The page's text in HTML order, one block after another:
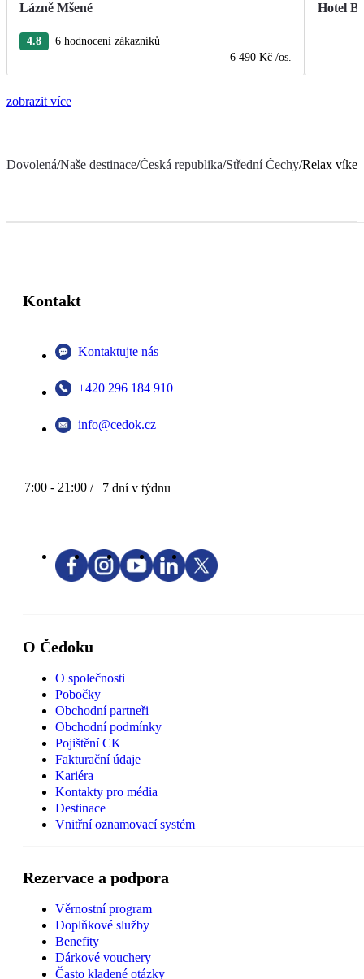
Lázně Mšené
4.8
6 hodnocení zákazníků
6 490 Kč /os.
Hotel
zobrazit více
Dovolená/Naše destinace/Česká republika/Střední Čechy/Relax
Kontakt
Kontaktujte nás
+420 296 184 910
info@cedok.cz
7:00 - 21:00 / 7 dní v týdnu
O Čedoku
O společnosti
Pobočky
Obchodní partneři
Obchodní podmínky
Pojištění CK
Fakturační údaje
Kariéra
Kontakty pro média
Destinace
Vnitřní oznamovací systém
Rezervace a podpora
Věrnostní program
Doplňkové služby
Benefity
Dárkové vouchery
Často kladené otázky